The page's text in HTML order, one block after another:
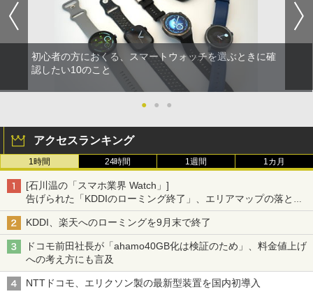
初心者の方におくる、スマートウォッチを選ぶときに確
認したい10のこと
● ● ●
アクセスランキング
1時間 24時間 1週間 1カ月
[石川温の「スマホ業界 Watch」]
告げられた「KDDIのローミング終了」、エリアマップの落とし
穴と楽天モバイルの課題
KDDI、楽天へのローミングを9月末で終了
ドコモ前田社長が「ahamo40GB化は検証のため」、料金値上げ
への考え方にも言及
NTTドコモ、エリクソン製の最新型装置を国内初導入